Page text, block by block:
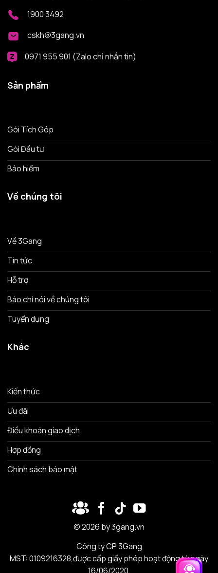
1900 3492
cskh@3gang.vn
0971 955 901 (Zalo chỉ nhắn tin)
Sản phẩm
Gói Tích Góp
Gói Đầu tư
Bảo hiểm
Về chúng tôi
Về 3Gang
Tin tức
Hỗ trợ
Báo chí nói về chúng tôi
Tuyển dụng
Khác
Kiến thức
Ưu đãi
Điều khoản giao dịch
Hợp đồng
Chính sách bảo mật
© 2026 by 3gang.vn
Công ty CP 3Gang
MST: 0109216328,được cấp giấy phép hoạt động từ ngày
16/06/2020.